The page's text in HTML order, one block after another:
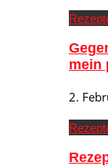
mein
2.